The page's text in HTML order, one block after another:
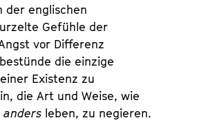
der englischen
Gefühle der
vor Differenz
die einzige
Existenz zu
die Art und Weise, wie
anders leben, zu negieren.